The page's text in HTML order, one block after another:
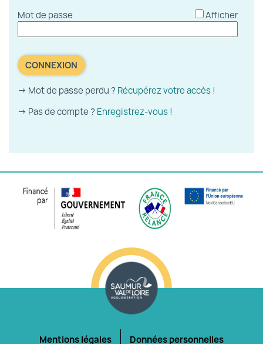
Mot de passe Afficher
CONNEXION
→ Mot de passe perdu ? Récupérez votre accès !
→ Pas de compte ? Enregistrez-vous !
Mentions légales Données personnelles